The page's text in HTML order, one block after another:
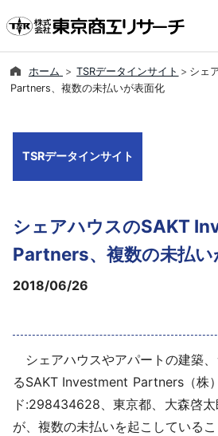
倒産・注目企業
会社案内
導入事例
採用情報
よくあるご質問
ホーム TSRデータインサイト
シェ
Partners、複数の未払いが表面化
TSRデータインサイト
シェアハウスのSAKT
Partners、複数の未払い
2018/06/26
シェアハウスやアパートの建築
るSAKT Investment Partners（株
ド:298434628、東京都、大森啓太
が、複数の未払いを起こしている